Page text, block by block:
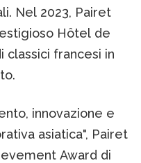
Nel 2023, Pairet
Hôtel de
classici francesi in
innovazione e
asiatica", Pairet
Award di